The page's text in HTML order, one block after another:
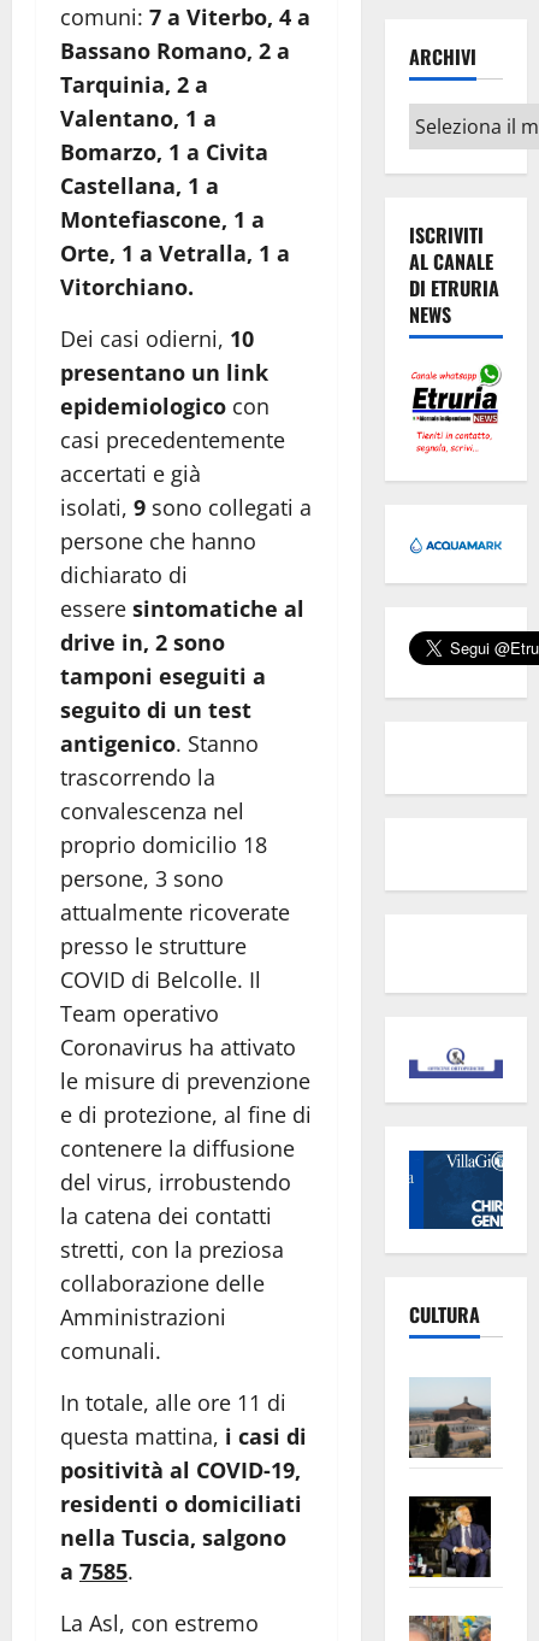
comuni: 7 a Viterbo, 4 a
Bassano Romano, 2 a
Tarquinia, 2 a
Valentano, 1 a
Bomarzo, 1 a Civita
Castellana, 1 a
Montefiascone, 1 a
Orte, 1 a Vetralla, 1 a
Vitorchiano.
Dei casi odierni, 10
presentano un link
epidemiologico con
casi precedentemente
accertati e già
isolati, 9 sono collegati a
persone che hanno
dichiarato di
essere sintomatiche al
drive in, 2 sono
tamponi eseguiti a
seguito di un test
antigenico. Stanno
trascorrendo la
convalescenza nel
proprio domicilio 18
persone, 3 sono
attualmente ricoverate
presso le strutture
COVID di Belcolle. Il
Team operativo
Coronavirus ha attivato
le misure di prevenzione
e di protezione, al fine di
contenere la diffusione
del virus, irrobustendo
la catena dei contatti
stretti, con la preziosa
collaborazione delle
Amministrazioni
comunali.
In totale, alle ore 11 di
questa mattina, i casi di
positività al COVID-19,
residenti o domiciliati
nella Tuscia, salgono
a 7585.
La Asl, con estremo
ARCHIVI
Archivi
ISCRIVITI
AL CANALE
DI ETRURIA
NEWS
CULTURA
apre